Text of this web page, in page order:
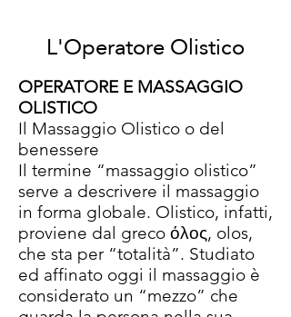
L'Operatore Olistico
OPERATORE E MASSAGGIO
OLISTICO
Il Massaggio Olistico o del
benessere
Il termine “massaggio olistico”
serve a descrivere il massaggio
in forma globale. Olistico, infatti,
proviene dal greco όλος, olos,
che sta per “totalità”. Studiato
ed affinato oggi il massaggio è
considerato un “mezzo” che